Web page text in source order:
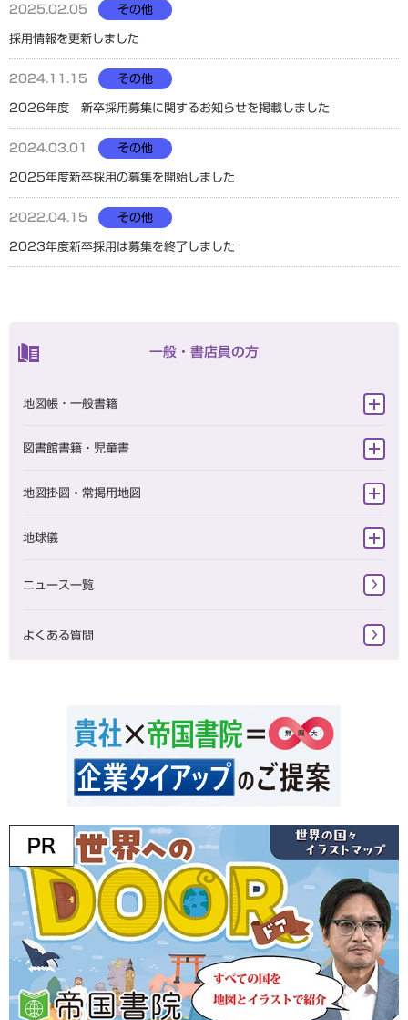
2025.02.05 その他
採用情報を更新しました
2024.11.15 その他
2026年度 新卒採用募集に関するお知らせを掲載しました
2024.03.01 その他
2025年度新卒採用の募集を開始しました
2022.04.15 その他
2023年度新卒採用は募集を終了しました
一般・書店員の方
地図帳・一般書籍
旅に出たくなる地図シリーズ
学習参考書 小学校
その他書籍
図書館書籍・児童書
図書館向け書籍
地図掛図・常掲用地図
掛地図
地球儀
地球儀（一般・学校用）
ニュース一覧
よくある質問